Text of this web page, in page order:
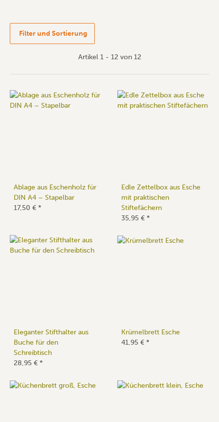
Filter und Sortierung
Artikel 1 - 12 von 12
Ablage aus Eschenholz für
DIN A4 – Stapelbar
17,50 € *
Edle Zettelbox aus Esche
mit praktischen
Stiftefächern
35,95 € *
Eleganter Stifthalter aus
Buche für den
Schreibtisch
28,95 € *
Krümelbrett Esche
41,95 € *